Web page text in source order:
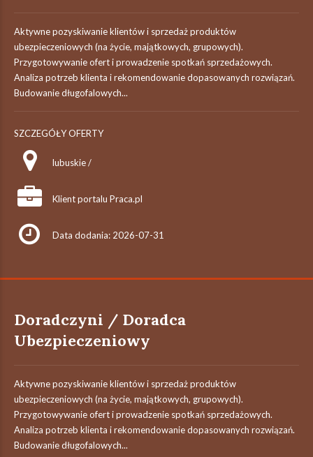
Aktywne pozyskiwanie klientów i sprzedaż produktów
ubezpieczeniowych (na życie, majątkowych, grupowych).
Przygotowywanie ofert i prowadzenie spotkań sprzedażowych.
Analiza potrzeb klienta i rekomendowanie dopasowanych rozwiązań.
Budowanie długofalowych...
SZCZEGÓŁY OFERTY
lubuskie /
Klient portalu Praca.pl
Data dodania: 2026-07-31
Doradczyni / Doradca
Ubezpieczeniowy
Aktywne pozyskiwanie klientów i sprzedaż produktów
ubezpieczeniowych (na życie, majątkowych, grupowych).
Przygotowywanie ofert i prowadzenie spotkań sprzedażowych.
Analiza potrzeb klienta i rekomendowanie dopasowanych rozwiązań.
Budowanie długofalowych...